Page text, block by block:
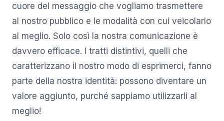
cuore del messaggio che vogliamo trasmettere
al nostro pubblico e le modalità con cui veicolarlo
al meglio. Solo così la nostra comunicazione è
davvero efficace. I tratti distintivi, quelli che
caratterizzano il nostro modo di esprimerci, fanno
parte della nostra identità: possono diventare un
valore aggiunto, purché sappiamo utilizzarli al
meglio!